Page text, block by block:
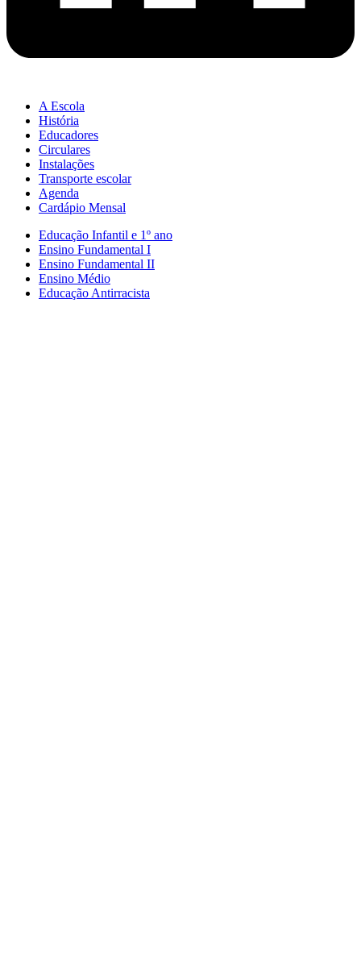
A Escola
História
Educadores
Circulares
Instalações
Transporte escolar
Agenda
Cardápio Mensal
Educação Infantil e 1º ano
Ensino Fundamental I
Ensino Fundamental II
Ensino Médio
Educação Antirracista